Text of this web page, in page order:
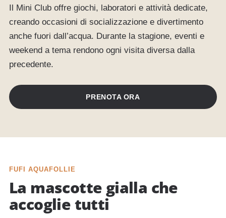
Il Mini Club offre giochi, laboratori e attività dedicate,
creando occasioni di socializzazione e divertimento
anche fuori dall’acqua. Durante la stagione, eventi e
weekend a tema rendono ogni visita diversa dalla
precedente.
PRENOTA ORA
FUFI AQUAFOLLIE
La mascotte gialla che
accoglie tutti